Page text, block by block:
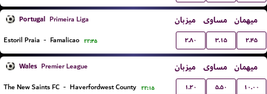
Portugal Primeira Liga میزبان مساوی میهمان
Estoril Praia - Famalicao ۲۲:۴۵ ۲.۸۰ ۳.۱۵ ۲.۴۵
Wales Premier League میزبان مساوی میهمان
The New Saints FC - Haverfordwest County ۲۲:۱۵ ۱.۲۰ ۵.۵۰ ۱۰.۰۰